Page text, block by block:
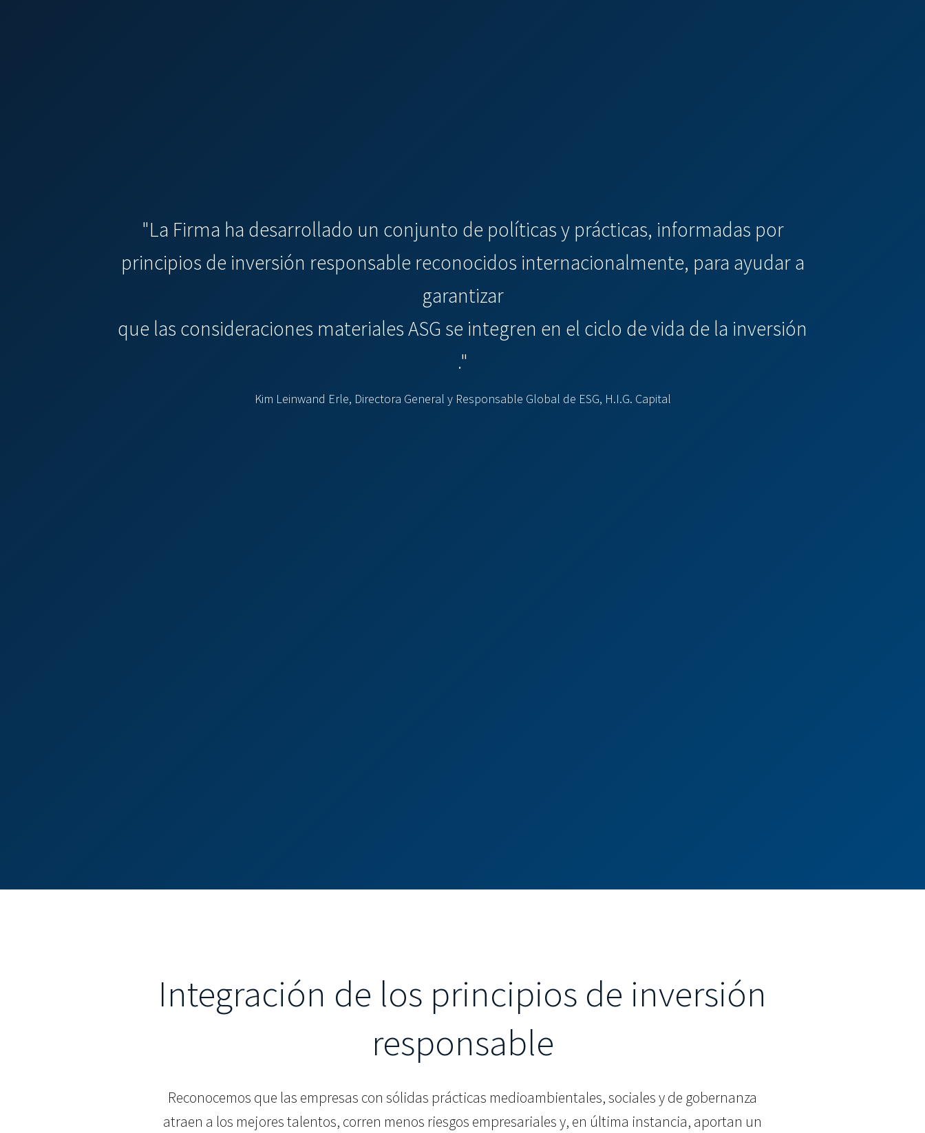
"La Firma ha desarrollado un conjunto de políticas y prácticas, informadas por
principios de inversión responsable reconocidos internacionalmente, para ayudar a
garantizar
que las consideraciones materiales ASG se integren en el ciclo de vida de la inversión
."
Kim Leinwand Erle, Directora General y Responsable Global de ESG, H.I.G. Capital
Integración de los principios de inversión
responsable
Reconocemos que las empresas con sólidas prácticas medioambientales, sociales y de gobernanza
atraen a los mejores talentos, corren menos riesgos empresariales y, en última instancia, aportan un